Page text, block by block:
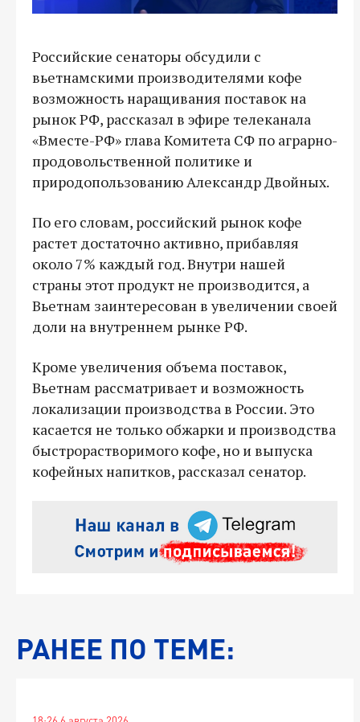
Российские сенаторы обсудили с
вьетнамскими производителями кофе
возможность наращивания поставок на
рынок РФ, рассказал в эфире телеканала
«Вместе-РФ» глава Комитета СФ по аграрно-
продовольственной политике и
природопользованию Александр Двойных.
По его словам, российский рынок кофе
растет достаточно активно, прибавляя
около 7% каждый год. Внутри нашей
страны этот продукт не производится, а
Вьетнам заинтересован в увеличении своей
доли на внутреннем рынке РФ.
Кроме увеличения объема поставок,
Вьетнам рассматривает и возможность
локализации производства в России. Это
касается не только обжарки и производства
быстрорастворимого кофе, но и выпуска
кофейных напитков, рассказал сенатор.
РАНЕЕ ПО ТЕМЕ: